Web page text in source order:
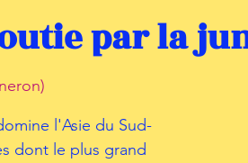
par la
l'Asie du Sud-
dont le plus grand